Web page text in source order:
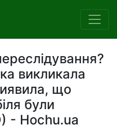
викликала
що
були
- Hochu.ua